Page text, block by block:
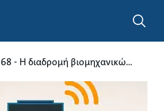
68 - Η διαδρομή βιομηχανικώ...